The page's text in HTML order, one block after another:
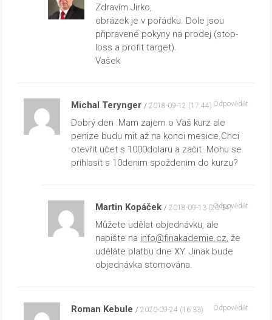
Zdravím Jirko,
obrázek je v pořádku. Dole jsou
připravené pokyny na prodej (stop-
loss a profit target).
Vašek
Michal Terynger 2018-09-12 (17:44)
Dobrý den .Mam zajem o Vaš kurz ale
penize budu mit až na konci mesice.Chci
otevřit učet s 1000dolaru a začit .Mohu se
prihlasit s 10denim spoždenim do kurzu?
Odpovědět
Martin Kopáček 2018-09-13 (20:34)
Můžete udělat objednávku, ale
napište na info@finakademie.cz, že
uděláte platbu dne XY. Jinak bude
objednávka stornována.
Odpovědět
Roman Kebule 2020-09-24 (16:33) Odpovědět